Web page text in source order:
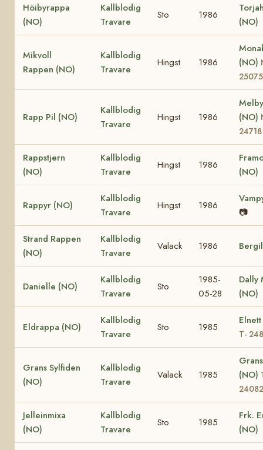
Höibyrappa
(NO)
Kallblodig
Travare
Sto 1986
(NO)
Mikvoll
Rappen (NO)
Kallblodig
Travare
Hingst 1986
(NO)
25075
Rapp Pil (NO)
Kallblodig
Travare
Hingst 1986
(NO)
24718
Rappstjern
(NO)
Kallblodig
Travare
Hingst 1986
(NO)
Rappyr (NO)
Kallblodig
Travare
Hingst 1986
📷
Strand Rappen
(NO)
Kallblodig
Travare
Valack 1986
Danielle (NO)
Kallblodig
Travare
Sto
1985-
05-28
Dally
(NO)
Eldrappa (NO)
Kallblodig
Travare
Sto 1985
T-
Grans Sylfiden
(NO)
Kallblodig
Travare
Valack 1985
(NO)
24082
Jelleinmixa
(NO)
Kallblodig
Travare
Sto 1985
Frk.
(NO)